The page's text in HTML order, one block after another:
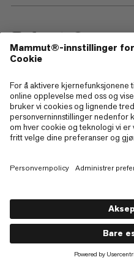
—
Sitemap
Cookies
Juridisk merknad
Retningslinjer for personvern